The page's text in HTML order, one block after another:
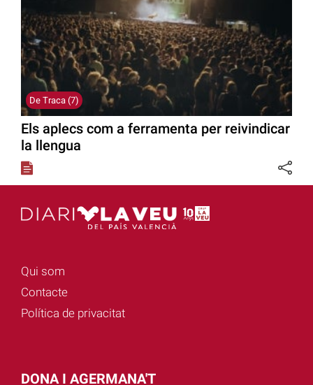
De Traca (7)
Els aplecs com a ferramenta per reivindicar
la llengua
Qui som
Contacte
Política de privacitat
DONA I AGERMANA'T